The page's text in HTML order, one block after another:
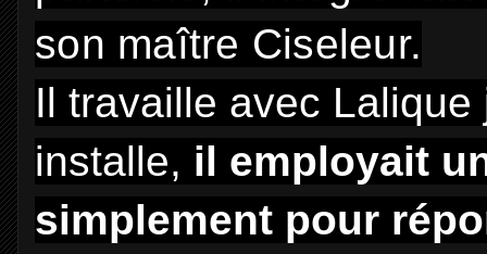
son maître Ciseleur.
Il travaille avec
installe, il employait
simplement pour